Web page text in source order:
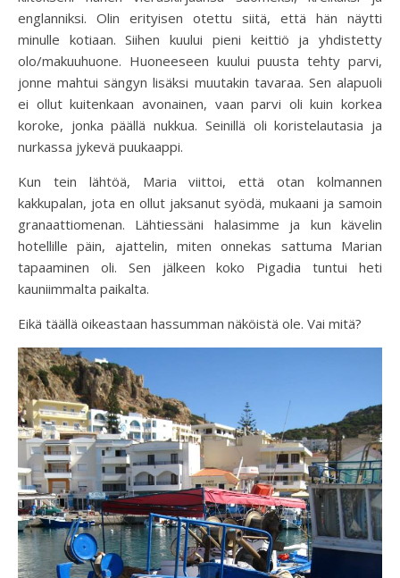
englanniksi. Olin erityisen otettu siitä, että hän näytti
minulle kotiaan. Siihen kuului pieni keittiö ja yhdistetty
olo/makuuhuone. Huoneeseen kuului puusta tehty parvi,
jonne mahtui sängyn lisäksi muutakin tavaraa. Sen alapuoli
ei ollut kuitenkaan avonainen, vaan parvi oli kuin korkea
koroke, jonka päällä nukkua. Seinillä oli koristelautasia ja
nurkassa jykevä puukaappi.
Kun tein lähtöä, Maria viittoi, että otan kolmannen
kakkupalan, jota en ollut jaksanut syödä, mukaani ja samoin
granaattiomenan. Lähtiessäni halasimme ja kun kävelin
hotellille päin, ajattelin, miten onnekas sattuma Marian
tapaaminen oli. Sen jälkeen koko Pigadia tuntui heti
kauniimmalta paikalta.
Eikä täällä oikeastaan hassumman näköistä ole. Vai mitä?